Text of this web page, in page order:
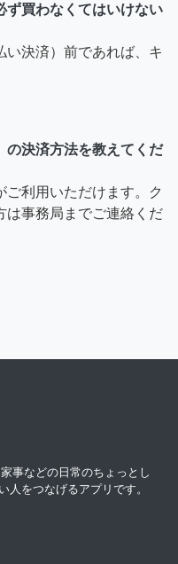
ず買わなくてはいけない
い決済）前であれば、キ
の決済方法を教えてくだ
利用いただけます。ク
は事務局までご連絡くだ
事などの日常のちょっとし
人をつなげるアプリです。